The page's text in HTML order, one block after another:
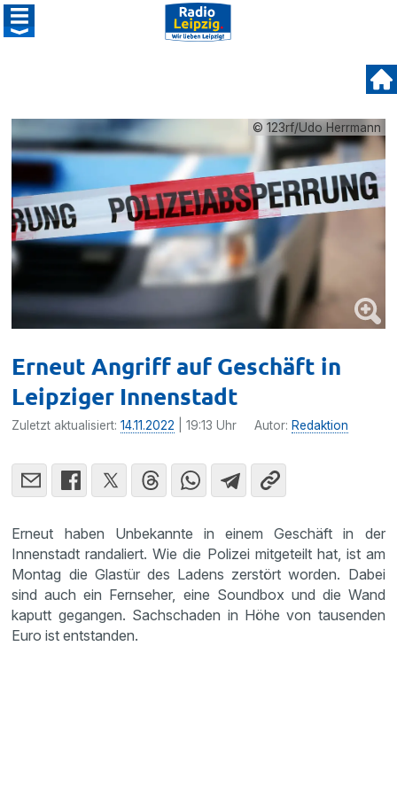
© 123rf/Udo Herrmann
Erneut Angriff auf Geschäft in
Leipziger Innenstadt
Zuletzt aktualisiert:14.11.2022 | 19:13 Uhr Autor: Redaktion
Erneut haben Unbekannte in einem Geschäft in der
Innenstadt randaliert. Wie die Polizei mitgeteilt hat, ist am
Montag die Glastür des Ladens zerstört worden. Dabei
sind auch ein Fernseher, eine Soundbox und die Wand
kaputt gegangen. Sachschaden in Höhe von tausenden
Euro ist entstanden.